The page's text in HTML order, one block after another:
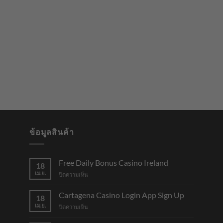
ข้อมูลสินค้า
18
เม.ย.
Free Daily Bonus Casino Ireland
ปิดความเห็น
Bonus
18
เม.ย.
Cartagena Casino Login App Sign Up
ปิดความเห็น